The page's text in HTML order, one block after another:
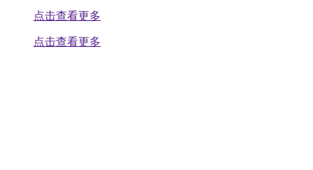
点击查看更多
点击查看更多